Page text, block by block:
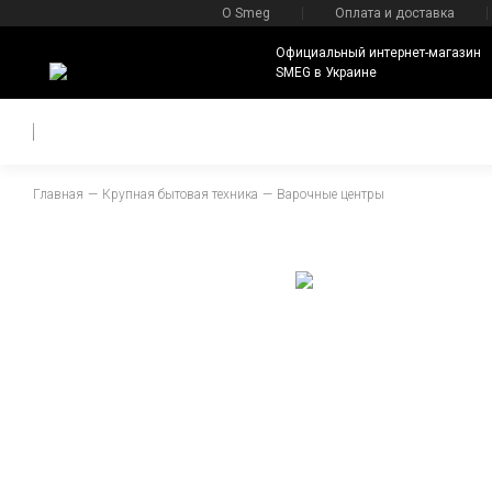
О Smeg Оплата и доставка
Официальный интернет-магазин
SMEG в Украине
Главная Крупная бытовая техника Варочные центры